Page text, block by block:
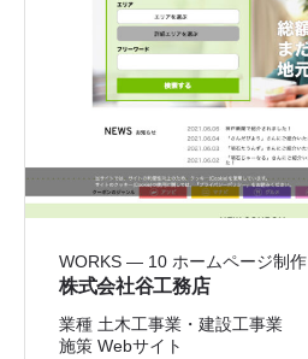
WORKS — 10 ホームページ制作
株式会社谷工務店
業種 土木工事業・建設工事業
施策 Webサイト